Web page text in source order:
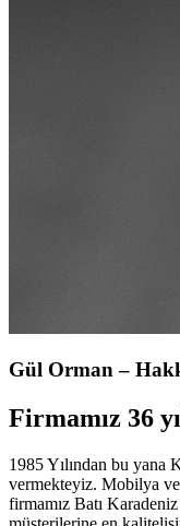
Gül Orman –
Firmamız 36
1985 Yılından bu yana
vermekteyiz. Mobilya
firmamız Batı